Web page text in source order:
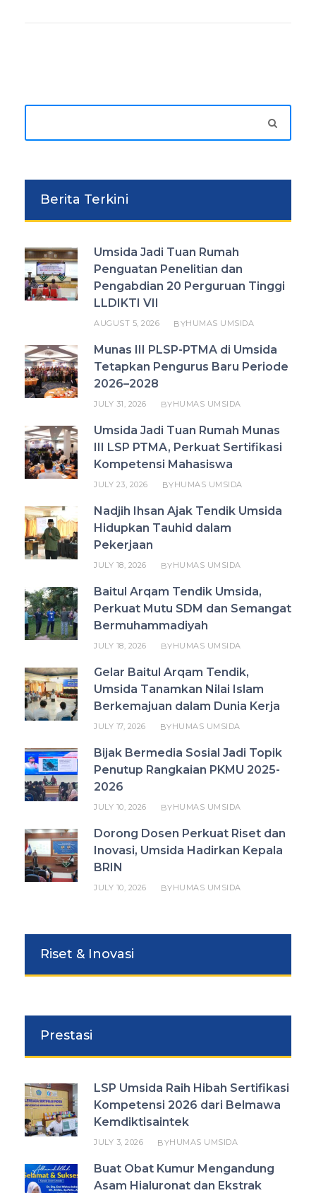
Berita Terkini
Umsida Jadi Tuan Rumah
Penguatan Penelitian dan
Pengabdian 20 Perguruan Tinggi
LLDIKTI VII
AUGUST 5, 2026 BYHUMAS UMSIDA
Munas III PLSP-PTMA di Umsida
Tetapkan Pengurus Baru Periode
2026–2028
JULY 31, 2026 BYHUMAS UMSIDA
Umsida Jadi Tuan Rumah Munas
III LSP PTMA, Perkuat Sertifikasi
Kompetensi Mahasiswa
JULY 23, 2026 BYHUMAS UMSIDA
Nadjih Ihsan Ajak Tendik Umsida
Hidupkan Tauhid dalam
Pekerjaan
JULY 18, 2026 BYHUMAS UMSIDA
Baitul Arqam Tendik Umsida,
Perkuat Mutu SDM dan Semangat
Bermuhammadiyah
JULY 18, 2026 BYHUMAS UMSIDA
Gelar Baitul Arqam Tendik,
Umsida Tanamkan Nilai Islam
Berkemajuan dalam Dunia Kerja
JULY 17, 2026 BYHUMAS UMSIDA
Bijak Bermedia Sosial Jadi Topik
Penutup Rangkaian PKMU 2025-
2026
JULY 10, 2026 BYHUMAS UMSIDA
Dorong Dosen Perkuat Riset dan
Inovasi, Umsida Hadirkan Kepala
BRIN
JULY 10, 2026 BYHUMAS UMSIDA
Riset & Inovasi
Prestasi
LSP Umsida Raih Hibah Sertifikasi
Kompetensi 2026 dari Belmawa
Kemdiktisaintek
JULY 3, 2026 BYHUMAS UMSIDA
Buat Obat Kumur Mengandung
Asam Hialuronat dan Ekstrak